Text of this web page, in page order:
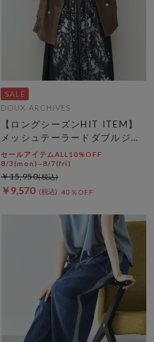
DOUX ARCHIVES
【ロングシーズンHIT ITEM】
メッシュテーラードダブルジャ
ケット
セールアイテムALL10%OFF
8/3(mon)~8/7(fri)
￥9,570 40％OFF
￥15,950